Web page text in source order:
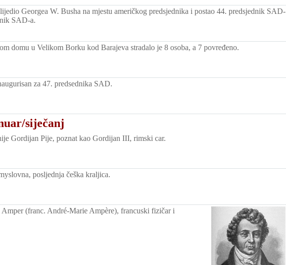
Georgea W. Busha na mjestu američkog predsjednika i postao 44. predsjednik SAD-
SAD-a.
domu u Velikom Borku kod Barajeva stradalo je 8 osoba, a 7 povređeno.
za 47. predsednika SAD.
siječanj
Gordijan Pije, poznat kao Gordijan III, rimski car.
posljednja češka kraljica.
(franc. André-Marie Ampère), francuski fizičar i